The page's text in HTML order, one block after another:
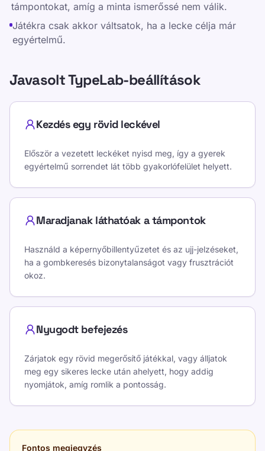
támpontokat, amíg a minta ismerőssé nem válik.
Játékra csak akkor váltsatok, ha a lecke célja már
egyértelmű.
Javasolt TypeLab-beállítások
Kezdés egy rövid leckével
Először a vezetett leckéket nyisd meg, így a gyerek
egyértelmű sorrendet lát több gyakorlófelület helyett.
Maradjanak láthatóak a támpontok
Használd a képernyőbillentyűzetet és az ujj-jelzéseket,
ha a gombkeresés bizonytalanságot vagy frusztrációt
okoz.
Nyugodt befejezés
Zárjatok egy rövid megerősítő játékkal, vagy álljatok
meg egy sikeres lecke után ahelyett, hogy addig
nyomjátok, amíg romlik a pontosság.
Fontos megjegyzés